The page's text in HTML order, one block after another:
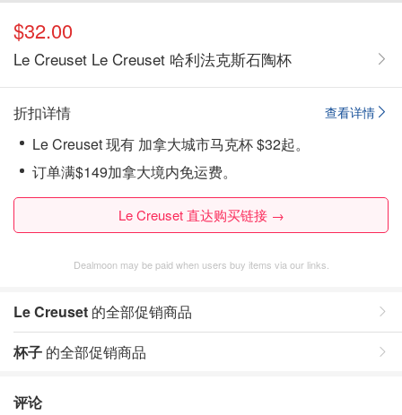
$32.00
Le Creuset Le Creuset 哈利法克斯石陶杯
查看详情
折扣详情
Le Creuset 现有 加拿大城市马克杯 $32起。
订单满$149加拿大境内免运费。
Le Creuset 直达购买链接 →
Dealmoon may be paid when users buy items via our links.
Le Creuset 的全部促销商品
杯子 的全部促销商品
评论